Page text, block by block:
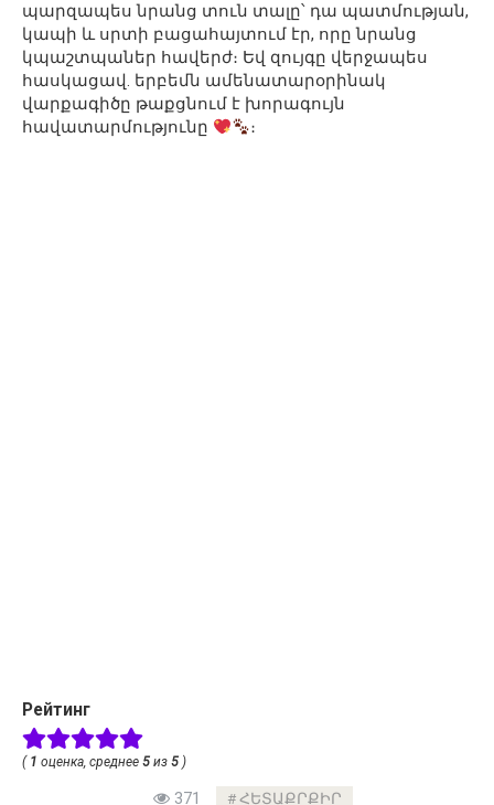
պարզապես նրանց տուն տալը՝ դա պատմության,
կապի և սրտի բացահայտում էր, որը նրանց
կպաշտպաներ հավերժ։ Եվ զույգը վերջապես
հասկացավ. երբեմն ամենատարօրինակ
վարքագիծը թաքցնում է խորագույն
հավատարմությունը
։
Рейтинг
( 1 оценка, среднее 5 из 5 )
371 ՀԵՏԱՔՐՔԻՐ